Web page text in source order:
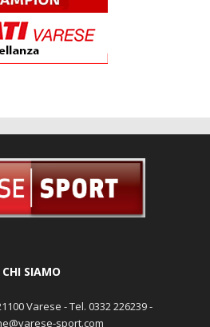
CHI SIAMO
Varese - Tel. 0332 226239 -
sport.com